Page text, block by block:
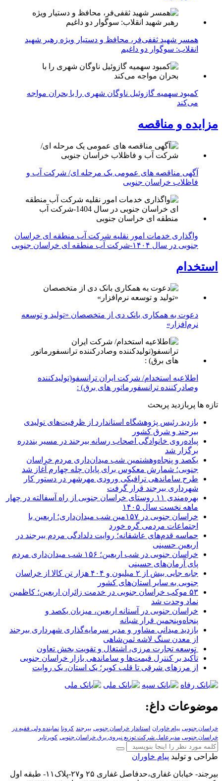
همسر شهید ثقفی‌فر، محافظ و دستیار ویژه رهبر شهید
انقلاب: سوگوار دو داغیم
کمبود سهمیه گازوئیل ناوگان شهری را با بحران مواجه
می‌کند
مزایده و مناقصه
آگهی مناقصه های عمومی یک مرحله ای/ شرکت آب و
فاظلاب خراسان جنوبی
واگذاری خدمات امور نقلیه شرکت آب منطقه ای خراسان
جنوبی در سال ۱۴۰۴-شرکت آب منطقه ای خراسان جنوبی
استخدام
دعوت به همکاری بانک دی از متخصصان «تولید و توسعه
نرم‌افزار»
اطلاعیه استخدام/ شرکت ایران ترانسفو(تولیدکننده
وصادرکننده ترانسفورماتور های برق) :
تازه ها پربازدید پربحث
بازدید رئیس پژوهشگاه استاندارد از ظرفیت‌های تولیدی
بیرجند و شرق کشور
پیاده‌روی خانوادگی اصحاب رسانه بیرجند در مسیر بنددره
برگزار شد
یکصد و پنجاه‌وهشتمین شب میدان‌داری مردم خراسان
جنوبی؛ شمارش معکوس برای پایان چله چهارم آغاز شد
طرح ساماندهی ترافیکی ورودی مهرشهر در دستور کار
شهرداری بیرجند قرار گرفت
بهره‌مندی ۱۱ روستای خراسان جنوبی از راه آسفالته در چهار
ماهه نخست سال ۱۴۰۵
خراسان جنوبی در ۱۵۷مین شب میدان‌داری؛ اربعین با
اجتماعات مردمی گره خورد
حماسه قدم‌های عاشقانه؛ روایت دلدادگی مردم بیرجند در
اربعین حسینی
خراسان جنوبی در شب اربعین؛ ۱۵۶ شب میدان‌داری مردم
پای آرمان‌های حسینی
جابه جایی بیش از ۲ میلیون و ۴۰۴ هزار تن کالا از خراسان
جنوبی به سایر استان‌های کشور
۵۳ موکب خراسان جنوبی در خدمت زائران اربعین؛ کاظمین
نماد وحدت شد
خراسان جنوبی در آستانه اربعین، میزبان یکصد و
پنجاه‌وپنجمین قرار شبانه
بازدید میدانی مشاور و مدیر سرمایه‌گذاری شهرداری بیرجند
از معدن سنگ لاشه ثمن‌شاهی
توسعه تجارت مرزی، اشتغال و تقویت بخش تعاون
تأکید بر کنترل قیمت‌ها و ساماندهی بازار خراسان جنوبی
از مرزهای شرقی تا قلب کویر؛ یک استان، یک روایت
موضوعات داغ:
خراسان جنوبی پیام خاوران استاندار خراسان جنوبی بیرجند کرونا نماینده ولی فقیه در
خراسان جنوبی مدیرعامل شرکت توزیع نیروی برق خراسان جنوبی کویرتایر
طراحی و تولید پیام خاوران
بیرجند- خیابان غفاری،حدفاصل غفاری ۲۵ و۲۷-پلاک۱۱- طبقه اول